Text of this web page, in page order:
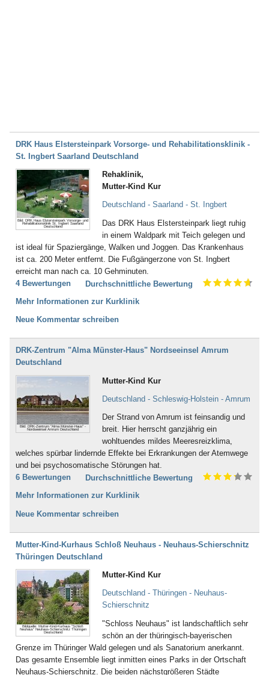
DRK Haus Elstersteinpark Vorsorge- und Rehabilitationsklinik -
St. Ingbert Saarland Deutschland
Bild: DRK Haus Elstersteinpark Vorsorge- und
Rehabilitationsklinik St. Ingbert Saarland
Deutschland
Rehaklinik,
Mutter-Kind Kur
Deutschland - Saarland - St. Ingbert
Das DRK Haus Elstersteinpark liegt ruhig
in einem Waldpark mit Teich gelegen und
ist ideal für Spaziergänge, Walken und Joggen. Das Krankenhaus
ist ca. 200 Meter entfernt. Die Fußgängerzone von St. Ingbert
erreicht man nach ca. 10 Gehminuten.
4 Bewertungen
Durchschnittliche Bewertung
Mehr Informationen zur Kurklinik
Neue Kommentar schreiben
DRK-Zentrum "Alma Münster-Haus" Nordseeinsel Amrum
Deutschland
Bild: DRK-Zentrum "Alma Münster-Haus" -
Nordseeinsel Amrum Deutschland
Mutter-Kind Kur
Deutschland - Schleswig-Holstein - Amrum
Der Strand von Amrum ist feinsandig und
breit. Hier herrscht ganzjährig ein
wohltuendes mildes Meeresreizklima,
welches spürbar lindernde Effekte bei Erkrankungen der Atemwege
und bei psychosomatische Störungen hat.
6 Bewertungen
Durchschnittliche Bewertung
Mehr Informationen zur Kurklinik
Neue Kommentar schreiben
Mutter-Kind-Kurhaus Schloß Neuhaus - Neuhaus-Schierschnitz
Thüringen Deutschland
Bildquelle: Mutter-Kind-Kurhaus "Schloß
Neuhaus" Neuhaus-Schierschnitz Thüringen
Deutschland
Mutter-Kind Kur
Deutschland - Thüringen - Neuhaus-
Schierschnitz
"Schloss Neuhaus" ist landschaftlich sehr
schön an der thüringisch-bayerischen
Grenze im Thüringer Wald gelegen und als Sanatorium anerkannt.
Das gesamte Ensemble liegt inmitten eines Parks in der Ortschaft
Neuhaus-Schierschnitz. Die beiden nächstgrößeren Städte